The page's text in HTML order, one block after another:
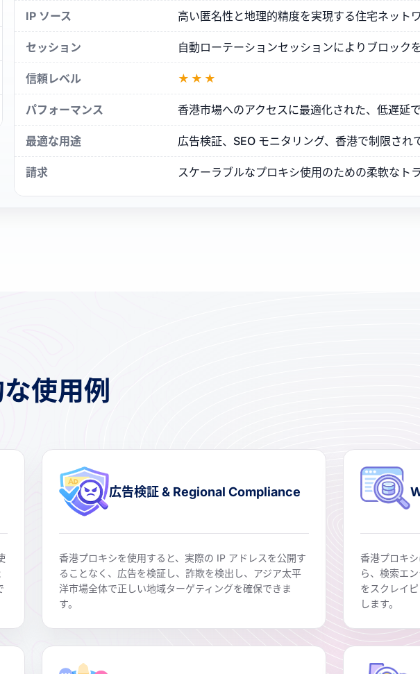
IP ソース 高い匿名性と地理的精度を実現する住宅ネット
セッション 自動ローテーションセッションによりブロック
信頼レベル ★★★
パフォーマンス 香港市場へのアクセスに最適化された、低遅延
最適な用途 広告検証、SEO モニタリング、香港で制限され
請求 スケーラブルなプロキシ使用のための柔軟なト
使用例
広告検証 & Regional Compliance
香港プロキシを使用すると、実際の IP アドレスを公開す
ることなく、広告を検証し、詐欺を検出し、アジア太平
洋市場全体で正しい地域ターゲティングを確保できま
す。
香港プロキ
ら、検索エ
をスクレイ
します。